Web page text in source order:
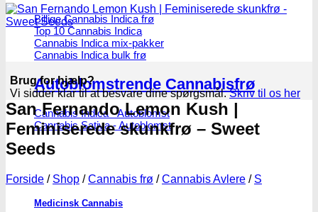
Billige Cannabis Indica frø
Top 10 Cannabis Indica
Cannabis Indica mix-pakker
Cannabis Indica bulk frø
Autoblomstrende Cannabisfrø
Cannabis Indica - Autoblomst
Cannabis Sativa - Autoblomst
Medicinsk Cannabis
Brug for hjælp?
Vi sidder klar til at besvare dine spørgsmål.Skriv til os her
San Fernando Lemon Kush |
Feminiserede skunkfrø – Sweet
Seeds
Forside / Shop / Cannabis frø / Cannabis Avlere / S